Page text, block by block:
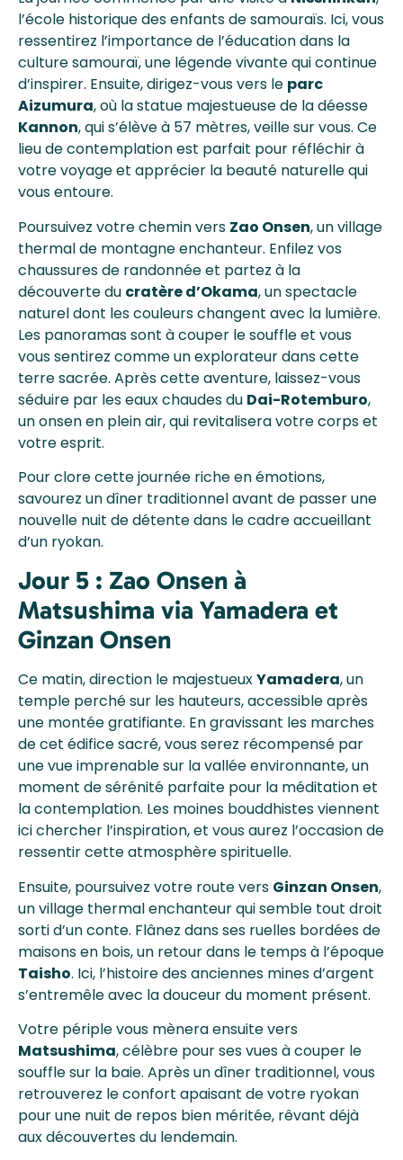
l’école historique des enfants de samouraïs. Ici, vous
ressentirez l’importance de l’éducation dans la
culture samouraï, une légende vivante qui continue
d’inspirer. Ensuite, dirigez-vous vers le parc
Aizumura, où la statue majestueuse de la déesse
Kannon, qui s’élève à 57 mètres, veille sur vous. Ce
lieu de contemplation est parfait pour réfléchir à
votre voyage et apprécier la beauté naturelle qui
vous entoure.
Poursuivez votre chemin vers Zao Onsen, un village
thermal de montagne enchanteur. Enfilez vos
chaussures de randonnée et partez à la
découverte du cratère d’Okama, un spectacle
naturel dont les couleurs changent avec la lumière.
Les panoramas sont à couper le souffle et vous
vous sentirez comme un explorateur dans cette
terre sacrée. Après cette aventure, laissez-vous
séduire par les eaux chaudes du Dai-Rotemburo,
un onsen en plein air, qui revitalisera votre corps et
votre esprit.
Pour clore cette journée riche en émotions,
savourez un dîner traditionnel avant de passer une
nouvelle nuit de détente dans le cadre accueillant
d’un ryokan.
Jour 5 : Zao Onsen à
Matsushima via Yamadera et
Ginzan Onsen
Ce matin, direction le majestueuxYamadera, un
temple perché sur les hauteurs, accessible après
une montée gratifiante. En gravissant les marches
de cet édifice sacré, vous serez récompensé par
une vue imprenable sur la vallée environnante, un
moment de sérénité parfaite pour la méditation et
la contemplation. Les moines bouddhistes viennent
ici chercher l’inspiration, et vous aurez l’occasion de
ressentir cette atmosphère spirituelle.
Ensuite, poursuivez votre route vers Ginzan Onsen,
un village thermal enchanteur qui semble tout droit
sorti d’un conte. Flânez dans ses ruelles bordées de
maisons en bois, un retour dans le temps à l’époque
Taisho. Ici, l’histoire des anciennes mines d’argent
s’entremêle avec la douceur du moment présent.
Votre périple vous mènera ensuite vers
Matsushima, célèbre pour ses vues à couper le
souffle sur la baie. Après un dîner traditionnel, vous
retrouverez le confort apaisant de votre ryokan
pour une nuit de repos bien méritée, rêvant déjà
aux découvertes du lendemain.